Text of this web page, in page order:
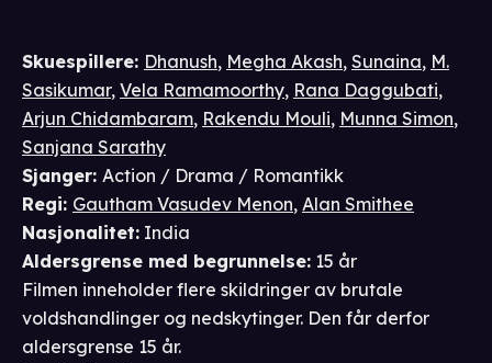
Skuespillere: Dhanush, Megha Akash, Sunaina, M.
Sasikumar, Vela Ramamoorthy, Rana Daggubati,
Arjun Chidambaram, Rakendu Mouli, Munna Simon,
Sanjana Sarathy
Sjanger: Action / Drama / Romantikk
Regi: Gautham Vasudev Menon, Alan Smithee
Nasjonalitet: India
Aldersgrense med begrunnelse: 15 år
Filmen inneholder flere skildringer av brutale
voldshandlinger og nedskytinger. Den får derfor
aldersgrense 15 år.